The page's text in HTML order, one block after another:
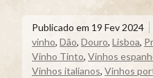
Publicado em 19 Fev 2024
vinho, Dão, Douro, Lisboa,
Vinho Tinto, Vinhos
Vinhos italianos, Vinhos